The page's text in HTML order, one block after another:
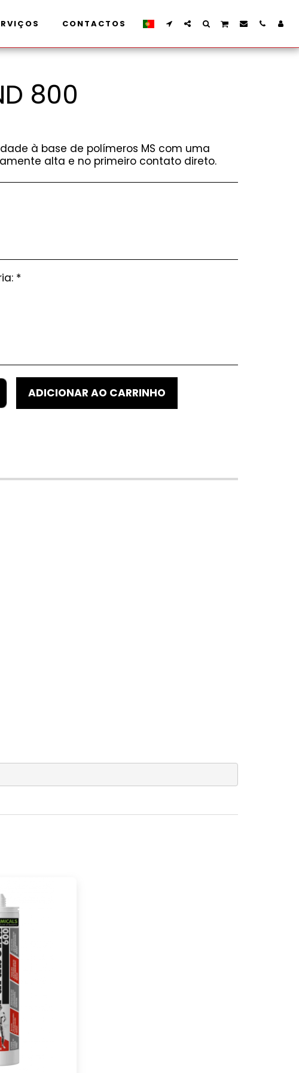
CONTACTOS
800
à base de polímeros MS com uma
alta e no primeiro contato direto.
*
ADICIONAR AO CARRINHO